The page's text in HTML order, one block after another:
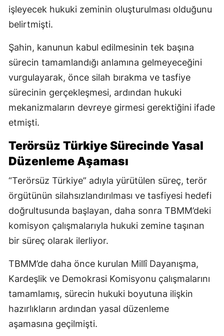
işleyecek hukuki zeminin oluşturulması olduğunu
belirtmişti.
Şahin, kanunun kabul edilmesinin tek başına
sürecin tamamlandığı anlamına gelmeyeceğini
vurgulayarak, önce silah bırakma ve tasfiye
sürecinin gerçekleşmesi, ardından hukuki
mekanizmaların devreye girmesi gerektiğini ifade
etmişti.
Terörsüz Türkiye Sürecinde Yasal
Düzenleme Aşaması
“Terörsüz Türkiye” adıyla yürütülen süreç, terör
örgütünün silahsızlandırılması ve tasfiyesi hedefi
doğrultusunda başlayan, daha sonra TBMM’deki
komisyon çalışmalarıyla hukuki zemine taşınan
bir süreç olarak ilerliyor.
TBMM’de daha önce kurulan Millî Dayanışma,
Kardeşlik ve Demokrasi Komisyonu çalışmalarını
tamamlamış, sürecin hukuki boyutuna ilişkin
hazırlıkların ardından yasal düzenleme
aşamasına geçilmişti.